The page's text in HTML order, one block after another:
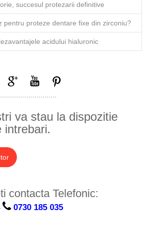
succesul protezarii definitive
pentru proteze dentare fixe din zirconiu?
acidului hialuronic
LinkedIn Google+ YouTube
va stau la dispozitie
intrebari.
contacta Telefonic:
0730 185 035